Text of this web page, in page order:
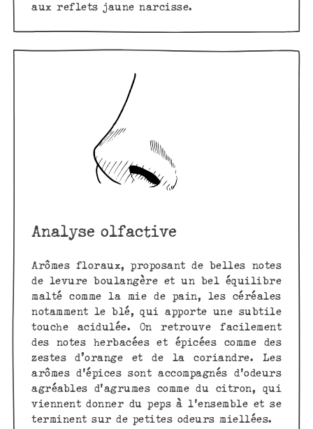
aux reflets jaune narcisse.
Analyse olfactive
Arômes floraux, proposant de belles notes
de levure boulangère et un bel équilibre
malté comme la mie de pain, les céréales
notamment le blé, qui apporte une subtile
touche acidulée. On retrouve facilement
des notes herbacées et épicées comme des
zestes d’orange et de la coriandre. Les
arômes d'épices sont accompagnés d'odeurs
agréables d'agrumes comme du citron, qui
viennent donner du peps à l'ensemble et se
terminent sur de petites odeurs miellées.